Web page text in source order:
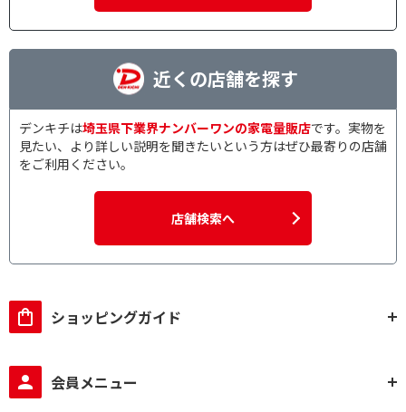
近くの店舗を探す
デンキチは埼玉県下業界ナンバーワンの家電量販店です。実物を
見たい、より詳しい説明を聞きたいという方はぜひ最寄りの店舗
をご利用ください。
店舗検索へ
ショッピングガイド
会員メニュー